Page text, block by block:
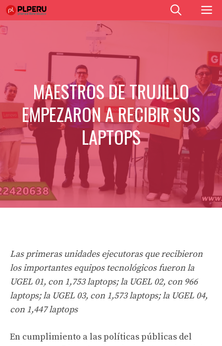
Saltar
al
contenido
MAESTROS DE TRUJILLO
EMPEZARON A RECIBIR SUS
LAPTOPS
Las primeras unidades ejecutoras que recibieron
los importantes equipos tecnológicos fueron la
UGEL 01, con 1,753 laptops; la UGEL 02, con 966
laptops; la UGEL 03, con 1,573 laptops; la UGEL 04,
con 1,447 laptops
En cumplimiento a las políticas públicas del